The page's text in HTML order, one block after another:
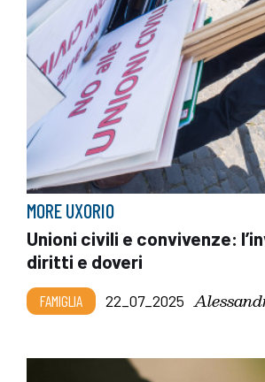
MORE UXORIO
Unioni civili e convivenze:
diritti e doveri
FAMIGLIA 22_07_2025